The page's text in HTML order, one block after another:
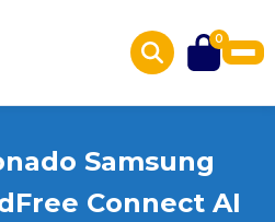
0
Samsung
Connect AI